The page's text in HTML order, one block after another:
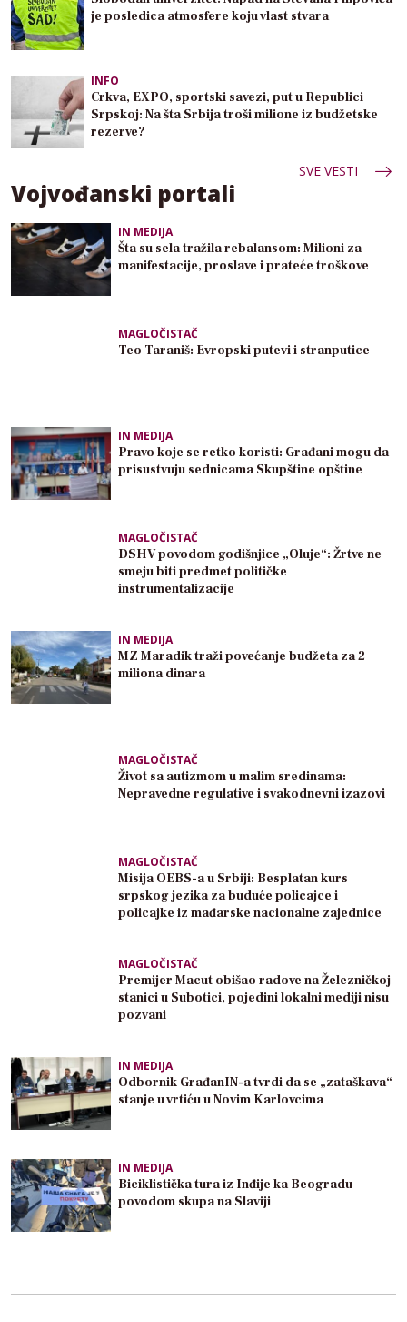
je posledica atmosfere koju vlast stvara
INFO
Crkva, EXPO, sportski savezi, put u Republici
Srpskoj: Na šta Srbija troši milione iz budžetske
rezerve?
SVE VESTI
Vojvođanski portali
IN MEDIJA
Šta su sela tražila rebalansom: Milioni za
manifestacije, proslave i prateće troškove
MAGLOČISTAČ
Teo Taraniš: Evropski putevi i stranputice
IN MEDIJA
Pravo koje se retko koristi: Građani mogu da
prisustvuju sednicama Skupštine opštine
MAGLOČISTAČ
DSHV povodom godišnjice „Oluje“: Žrtve ne
smeju biti predmet političke
instrumentalizacije
IN MEDIJA
MZ Maradik traži povećanje budžeta za 2
miliona dinara
MAGLOČISTAČ
Život sa autizmom u malim sredinama:
Nepravedne regulative i svakodnevni izazovi
MAGLOČISTAČ
Misija OEBS-a u Srbiji: Besplatan kurs
srpskog jezika za buduće policajce i
policajke iz mađarske nacionalne zajednice
MAGLOČISTAČ
Premijer Macut obišao radove na Železničkoj
stanici u Subotici, pojedini lokalni mediji nisu
pozvani
IN MEDIJA
Odbornik GrađanIN-a tvrdi da se „zataškava“
stanje u vrtiću u Novim Karlovcima
IN MEDIJA
Biciklistička tura iz Inđije ka Beogradu
povodom skupa na Slaviji